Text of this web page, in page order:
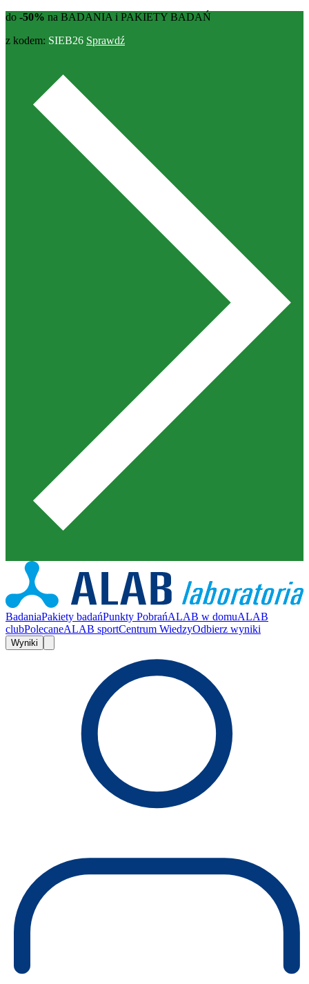
do -50% na BADANIA i PAKIETY BADAŃ
z kodem: SIEB26 Sprawdź
BadaniaPakiety badańPunkty PobrańALAB w domuALAB
clubPolecaneALAB sportCentrum WiedzyOdbierz wyniki
Wyniki